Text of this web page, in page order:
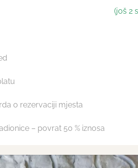
(još 2
o rezervaciji mjesta
– povrat 50 % iznosa